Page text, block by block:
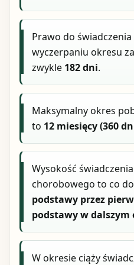
Prawo do
wyczerpaniu okresu
zwykle 182 dni.
Maksymalny okres
to 12 miesięcy (360
Wysokość
chorobowego to co
podstawy przez
podstawy w dalszym
W okresie ciąży